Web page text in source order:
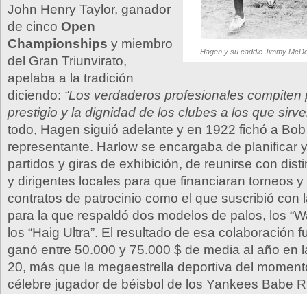
Hagen y su caddie Jimmy
John Henry Taylor, ganador
de cinco Open
Championships y miembro
del Gran Triunvirato,
apelaba a la tradición
diciendo: “Los verdaderos profesionales compiten
prestigio y la dignidad de los clubes a los que
todo, Hagen siguió adelante y en 1922 fichó a
representante. Harlow se encargaba de planificar
partidos y giras de exhibición, de reunirse con
y dirigentes locales para que financiaran torneos
contratos de patrocinio como el que suscribió con
para la que respaldó dos modelos de palos, los
los “Haig Ultra”. El resultado de esa colaboración
ganó entre 50.000 y 75.000 $ de media al año en
20, más que la megaestrella deportiva del
célebre jugador de béisbol de los Yankees Babe